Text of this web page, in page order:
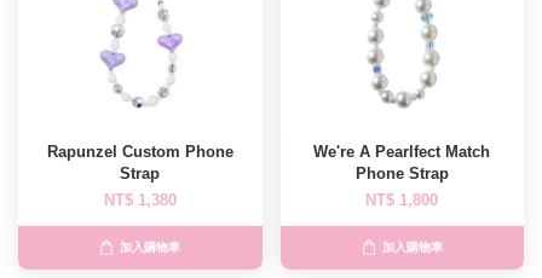
Rapunzel Custom Phone
Strap
NT$ 1,380
加入購物車
We're A Pearlfect Match
Phone Strap
NT$ 1,800
加入購物車